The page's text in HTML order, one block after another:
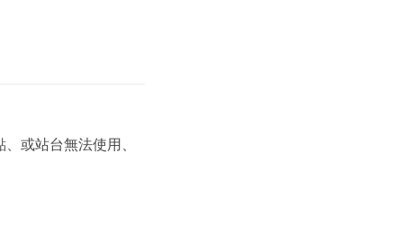
或站台無法使用、